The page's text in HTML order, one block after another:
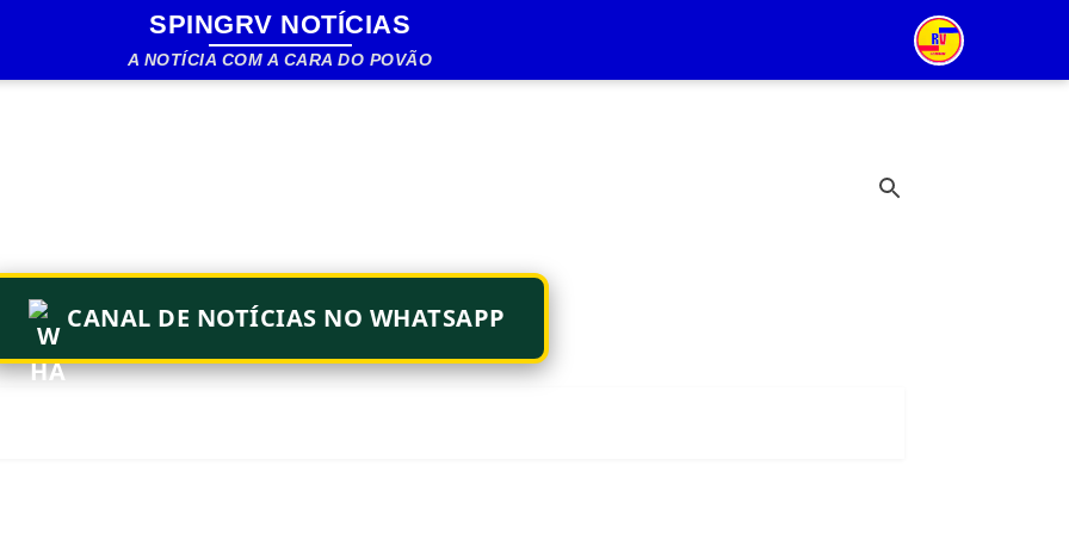
Pular para o conteúdo principal
SPINGRV NOTÍCIAS
A NOTÍCIA COM A CARA DO POVÃO
CANAL DE NOTÍCIAS NO WHATSAPP